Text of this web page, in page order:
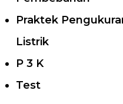
Praktek
Listrik
P 3 K
Test